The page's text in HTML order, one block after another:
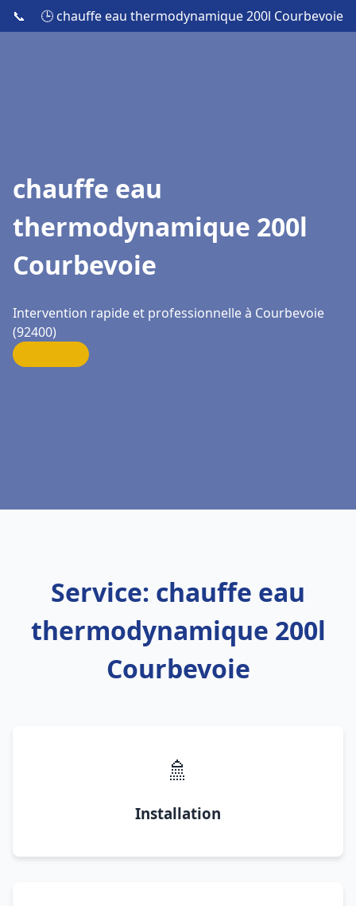
📞 🕒 chauffe eau thermodynamique 200l Courbevoie
chauffe eau
thermodynamique 200l
Courbevoie
Intervention rapide et professionnelle à Courbevoie
(92400)
Service: chauffe eau
thermodynamique 200l
Courbevoie
🚿
Installation